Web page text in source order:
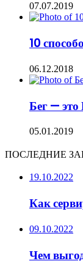
07.07.2019
10
06.12.2018
Бег — это
05.01.2019
ПОСЛЕДНИЕ
19.10.2022
Как
09.10.2022
Чем